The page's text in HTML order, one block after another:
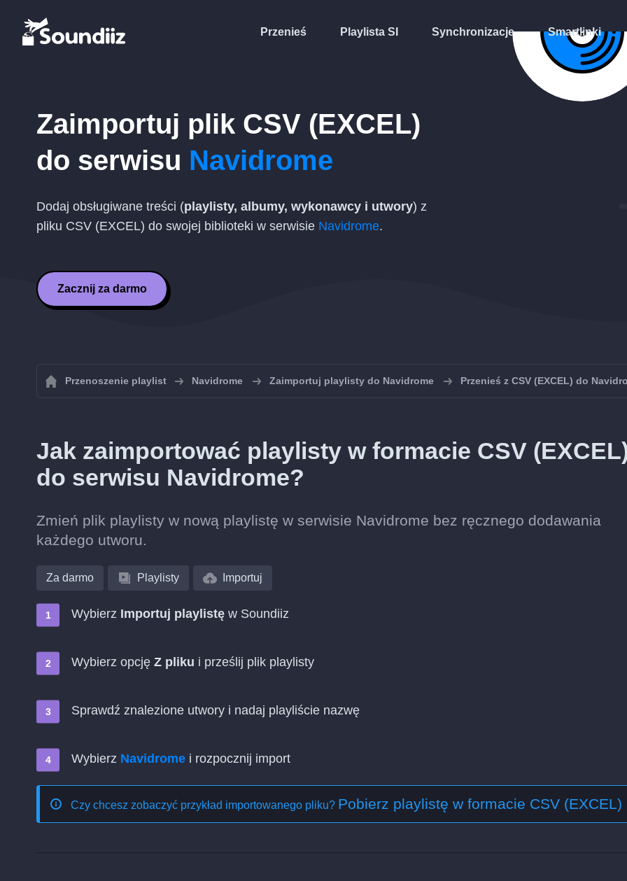
Przenieś Playlista SI Synchronizacje Smartlinki
Zaimportuj plik CSV (EXCEL)
do serwisu Navidrome
Dodaj obsługiwane treści (playlisty, albumy, wykonawcy i utwory) z
pliku CSV (EXCEL) do swojej biblioteki w serwisie Navidrome.
Zacznij za darmo
Przenoszenie playlist Navidrome Zaimportuj playlisty do Navidrome Przenieś z CSV (EXCEL) do
Jak zaimportować playlisty w formacie CSV
do serwisu Navidrome?
Zmień plik playlisty w nową playlistę w serwisie Navidrome bez ręcznego dodawania
każdego utworu.
Za darmo Playlisty Importuj
Wybierz Importuj playlistę w Soundiiz
Wybierz opcję Z pliku i prześlij plik playlisty
Sprawdź znalezione utwory i nadaj playliście nazwę
Wybierz Navidrome i rozpocznij import
Czy chcesz zobaczyć przykład importowanego pliku? Pobierz playlistę w formacie CSV (EXCEL)